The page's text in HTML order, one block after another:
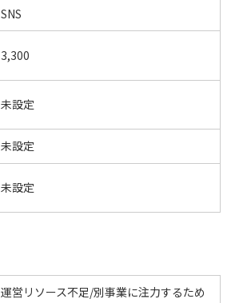
SNS
3,300
未設定
未設定
未設定
運営リソース不足/別事業に注力するため